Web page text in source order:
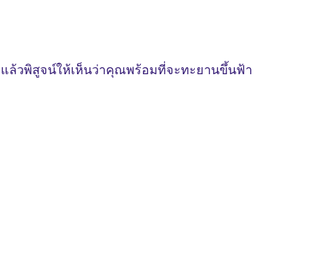
ล้วพิสูจน์ให้เห็นว่าคุณพร้อมที่จะทะยานขึ้นฟ้า